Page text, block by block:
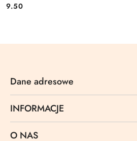
Cena:
9.50
Dane adresowe
INFORMACJE
O NAS